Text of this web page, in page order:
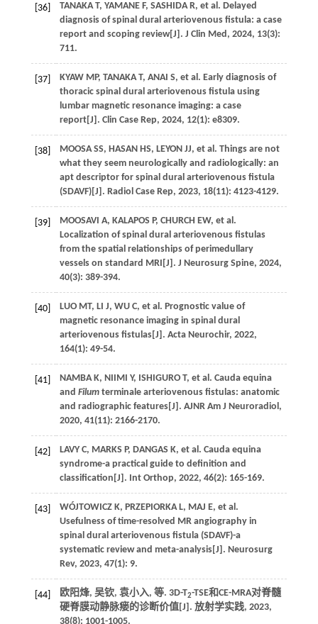
[36] TANAKA T, YAMANE F, SASHIDA R, et al. Delayed
diagnosis of spinal dural arteriovenous fistula: a case
report and scoping review[J]. J Clin Med, 2024, 13(3):
711.
[37] KYAW MP, TANAKA T, ANAI S, et al. Early diagnosis of
thoracic spinal dural arteriovenous fistula using
lumbar magnetic resonance imaging: a case
report[J]. Clin Case Rep, 2024, 12(1): e8309.
[38] MOOSA SS, HASAN HS, LEYON JJ, et al. Things are not
what they seem neurologically and radiologically: an
apt descriptor for spinal dural arteriovenous fistula
(SDAVF)[J]. Radiol Case Rep, 2023, 18(11): 4123-4129.
[39] MOOSAVI A, KALAPOS P, CHURCH EW, et al.
Localization of spinal dural arteriovenous fistulas
from the spatial relationships of perimedullary
vessels on standard MRI[J]. J Neurosurg Spine, 2024,
40(3): 389-394.
[40] LUO MT, LI J, WU C, et al. Prognostic value of
magnetic resonance imaging in spinal dural
arteriovenous fistulas[J]. Acta Neurochir, 2022,
164(1): 49-54.
[41] NAMBA K, NIIMI Y, ISHIGURO T, et al. Cauda equina
and Filumterminale arteriovenous fistulas: anatomic
and radiographic features[J]. AJNR Am J Neuroradiol,
2020, 41(11): 2166-2170.
[42] LAVY C, MARKS P, DANGAS K, et al. Cauda equina
syndrome-a practical guide to definition and
classification[J]. Int Orthop, 2022, 46(2): 165-169.
[43] WÓJTOWICZ K, PRZEPIORKA L, MAJ E, et al.
Usefulness of time-resolved MR angiography in
spinal dural arteriovenous fistula (SDAVF)-a
systematic review and meta-analysis[J]. Neurosurg
Rev, 2023, 47(1): 9.
[44] 欧阳烽, 吴钦, 袁小入, 等. 3D-T2-TSE和CE-MRA对脊髓
硬脊膜动静脉瘘的诊断价值[J]. 放射学实践, 2023,
38(8): 1001-1005.